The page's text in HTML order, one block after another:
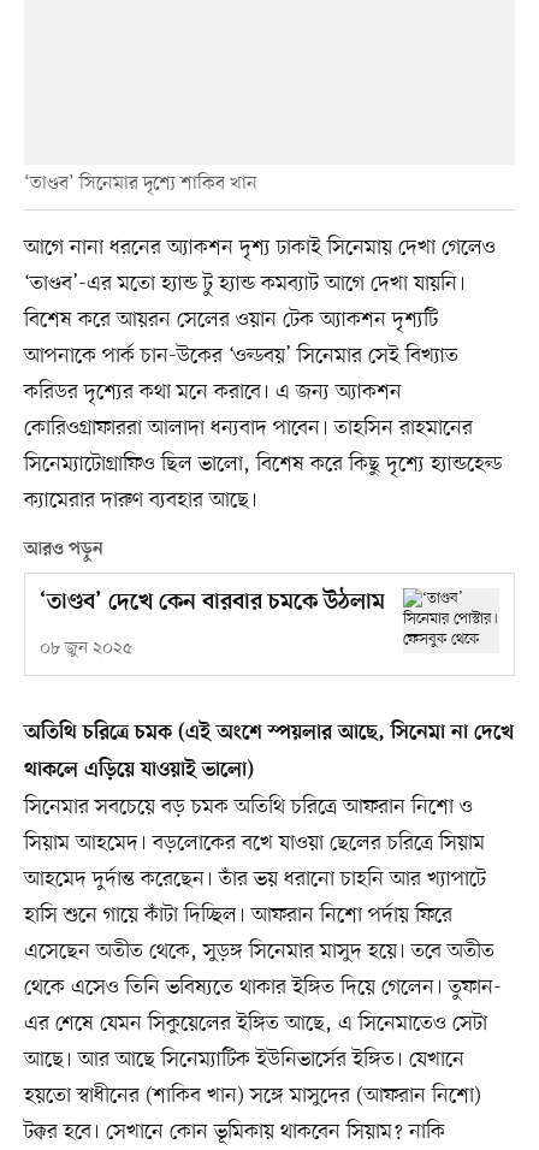
‘তাণ্ডব’ সিনেমার দৃশ্যে শাকিব খান
আগে নানা ধরনের অ্যাকশন দৃশ্য ঢাকাই সিনেমায় দেখা গেলেও
‘তাণ্ডব’-এর মতো হ্যান্ড টু হ্যান্ড কমব্যাট আগে দেখা যায়নি।
বিশেষ করে আয়রন সেলের ওয়ান টেক অ্যাকশন দৃশ্যটি
আপনাকে পার্ক চান-উকের ‘ওল্ডবয়’ সিনেমার সেই বিখ্যাত
করিডর দৃশ্যের কথা মনে করাবে। এ জন্য অ্যাকশন
কোরিওগ্রাফাররা আলাদা ধন্যবাদ পাবেন। তাহসিন রাহমানের
সিনেম্যাটোগ্রাফিও ছিল ভালো, বিশেষ করে কিছু দৃশ্যে হ্যান্ডহেল্ড
ক্যামেরার দারুণ ব্যবহার আছে।
আরও পড়ুন
‘তাণ্ডব’ দেখে কেন বারবার চমকে উঠলাম
০৮ জুন ২০২৫
অতিথি চরিত্রে চমক (এই অংশে স্পয়লার আছে, সিনেমা না দেখে
থাকলে এড়িয়ে যাওয়াই ভালো)
সিনেমার সবচেয়ে বড় চমক অতিথি চরিত্রে আফরান নিশো ও
সিয়াম আহমেদ। বড়লোকের বখে যাওয়া ছেলের চরিত্রে সিয়াম
আহমেদ দুর্দান্ত করেছেন। তাঁর ভয় ধরানো চাহনি আর খ্যাপাটে
হাসি শুনে গায়ে কাঁটা দিচ্ছিল। আফরান নিশো পর্দায় ফিরে
এসেছেন অতীত থেকে, সুড়ঙ্গ সিনেমার মাসুদ হয়ে। তবে অতীত
থেকে এসেও তিনি ভবিষ্যতে থাকার ইঙ্গিত দিয়ে গেলেন। তুফান-
এর শেষে যেমন সিকুয়েলের ইঙ্গিত আছে, এ সিনেমাতেও সেটা
আছে। আর আছে সিনেম্যাটিক ইউনিভার্সের ইঙ্গিত। যেখানে
হয়তো স্বাধীনের (শাকিব খান) সঙ্গে মাসুদের (আফরান নিশো)
টক্কর হবে। সেখানে কোন ভূমিকায় থাকবেন সিয়াম? নাকি